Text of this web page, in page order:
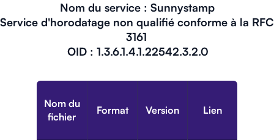
Nom du service : Sunnystamp
Service d'horodatage non qualifié conforme à la RFC
3161
OID : 1.3.6.1.4.1.22542.3.2.0
Nom du
fichier
Format Version Lien